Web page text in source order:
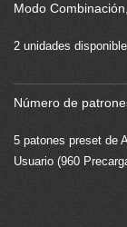
Modo
2 unidades
Número de
5 patones preset de
Usuario (960